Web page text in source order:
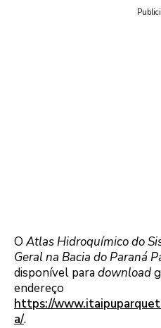
OAtlas Hidroquímico do
Geral na Bacia do Paraná
disponível paradownload
endereço
https://
a/.